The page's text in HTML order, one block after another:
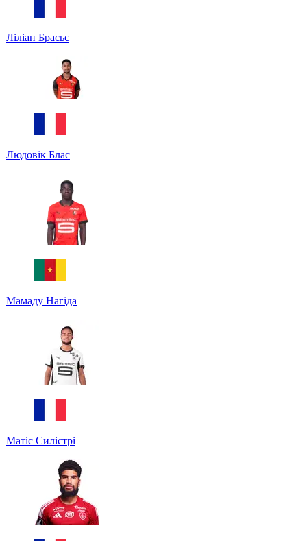
Ліліан Брасьє
Людовік Блас
Мамаду Нагіда
Матіс Силістрі